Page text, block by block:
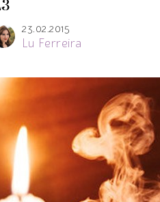
23.02.2015
Lu Ferreira